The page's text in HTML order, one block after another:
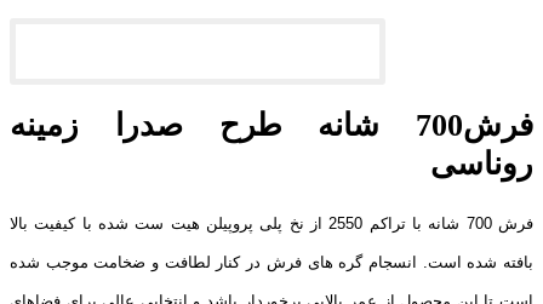
فرش700 شانه طرح صدرا زمینه
روناسی
فرش 700 شانه با تراکم 2550 از نخ پلی پروپیلن هیت ست شده با کیفیت بالا
بافته شده است. انسجام گره های فرش در کنار لطافت و ضخامت موجب شده